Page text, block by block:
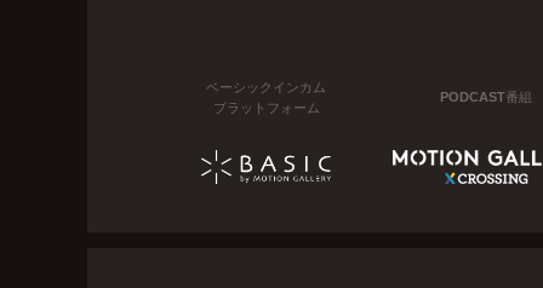
ベーシックインカム
プラットフォーム
PODCAST番組